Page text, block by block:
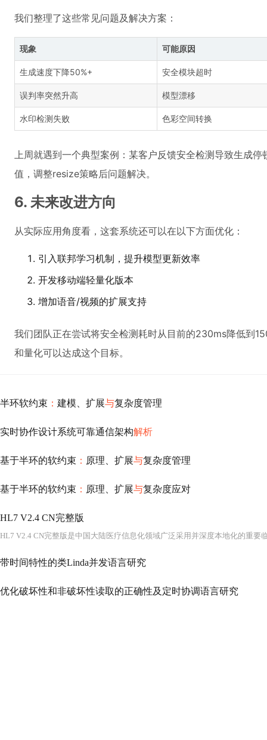
我们整理了这些常见问题及解决方案：
现象 可能原因
生成速度下降50%+ 安全模块超时
误判率突然升高 模型漂移
水印检测失败 色彩空间转换
上周就遇到一个典型案例：某客户反馈安全检测导致生成
值，调整resize策略后问题解决。
6. 未来改进方向
从实际应用角度看，这套系统还可以在以下方面优化：
引入联邦学习机制，提升模型更新效率
开发移动端轻量化版本
增加语音/视频的扩展支持
我们团队正在尝试将安全检测耗时从目前的230ms降低到
和量化可以达成这个目标。
半环软约束 ： 建模、扩展与复杂度管理
实时协作设计系统可靠通信架构解析
基于半环的软约束 ： 原理、扩展与复杂度管理
基于半环的软约束 ： 原理、扩展与复杂度应对
HL7 V2.4 CN完整版
带时间特性的类Linda并发语言研究
优化破坏性和非破坏性读取的正确性及定时协调语言研究